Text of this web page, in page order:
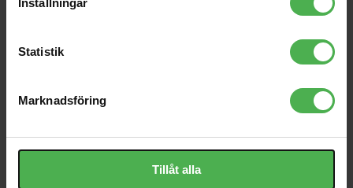
Inställningar
Statistik
Marknadsföring
Tillåt alla
XVM-110F